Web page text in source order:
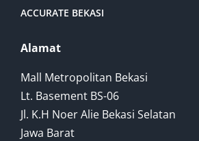
ACCURATE BEKASI
Alamat
Mall Metropolitan Bekasi
Lt. Basement BS-06
Jl. K.H Noer Alie Bekasi Selatan
Jawa Barat